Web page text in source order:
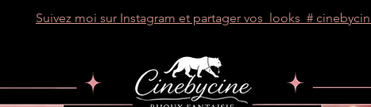
Suivez moi sur Instagram et partager vos looks #